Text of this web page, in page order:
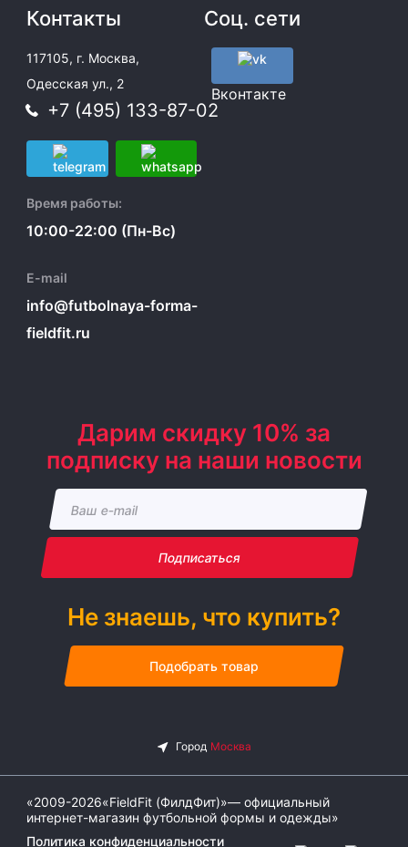
Контакты
117105, г. Москва,
Одесская ул., 2
+7 (495) 133-87-02
Время работы:
10:00-22:00 (Пн-Вс)
E-mail
info@futbolnaya-forma-
fieldfit.ru
Соц. сети
Вконтакте
Дарим скидку 10% за
подписку на наши новости
Подписаться
Не знаешь, что купить?
Подобрать товар
«2009-2026«FieldFit (ФилдФит)»— официальный
интернет-магазин футбольной формы и одежды»
Политика конфиденциальности